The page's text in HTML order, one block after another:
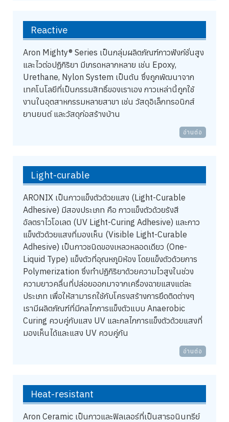
Reactive
Aron Mighty® Series เป็นกลุ่มผลิตภัณฑ์กาวฟังก์ชั่นสูง
และไวต่อปฏิกิริยา มีเกรดหลากหลาย เช่น Epoxy,
Urethane, Nylon System เป็นต้น ซึ่งถูกพัฒนาจาก
เทคโนโลยีที่เป็นกรรมสิทธิ์ของเราเอง กาวเหล่านี้ถูกใช้
งานในอุตสาหกรรมหลายสาขา เช่น วัสดุอิเล็กทรอนิกส์
ยานยนต์ และวัสดุก่อสร้างบ้าน
อ่านต่อ
Light-curable
ARONIX เป็นกาวแข็งตัวด้วยแสง (Light-Curable
Adhesive) มีสองประเภท คือ กาวแข็งตัวด้วยรังสี
อัลตราไวโอเลต (UV Light-Curing Adhesive) และกาว
แข็งตัวด้วยแสงที่มองเห็น (Visible Light-Curable
Adhesive) เป็นกาวชนิดของเหลวหลอดเดียว (One-
Liquid Type) แข็งตัวที่อุณหภูมิห้อง โดยแข็งตัวด้วยการ
Polymerization ซึ่งทำปฏิกิริยาด้วยความไวสูงในช่วง
ความยาวคลื่นที่ปล่อยออกมาจากเครื่องฉายแสงแต่ละ
ประเภท เพื่อให้สามารถใช้กับโครงสร้างการยึดติดต่างๆ
เรามีผลิตภัณฑ์ที่มีกลไกการแข็งตัวแบบ Anaerobic
Curing ควบคู่กับแสง UV และกลไกการแข็งตัวด้วยแสงที่
มองเห็นได้และแสง UV ควบคู่กัน
อ่านต่อ
Heat-resistant
Aron Ceramic เป็นกาวและฟิลเลอร์ที่เป็นสารอนินทรีย์